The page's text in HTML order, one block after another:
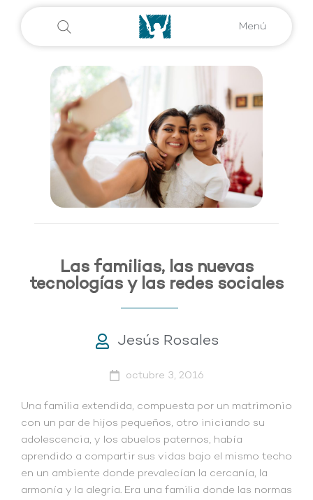
Menú
Las familias, las nuevas
tecnologías y las redes sociales
Jesús Rosales
octubre 3, 2016
Una familia extendida, compuesta por un matrimonio
con un par de hijos pequeños, otro iniciando su
adolescencia, y los abuelos paternos, había
aprendido a compartir sus vidas bajo el mismo techo
en un ambiente donde prevalecían la cercanía, la
armonía y la alegría. Era una familia donde las normas